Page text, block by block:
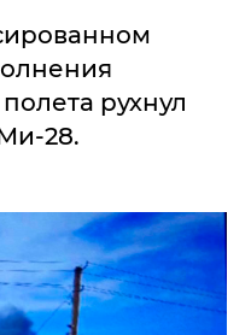
рухнул
28.